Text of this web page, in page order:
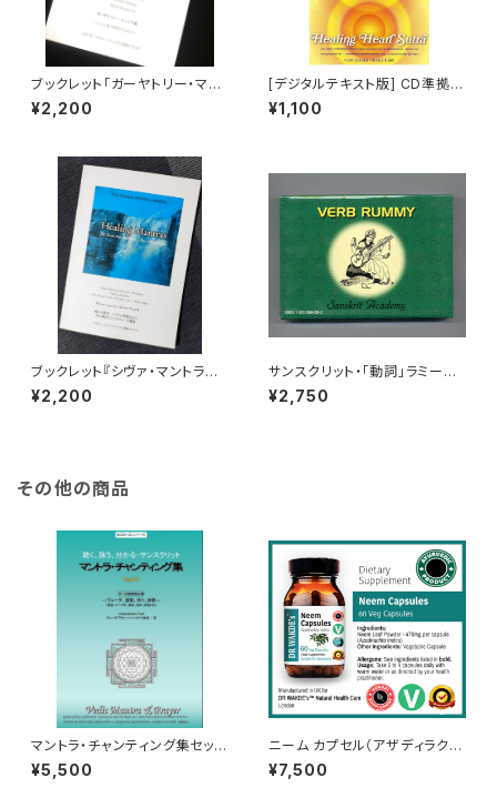
ブックレット「ガーヤトリー・マン
トラ ～135種の神聖なる真言」
A5版65ページ（CD版準拠）
¥2,200
[デジタルテキスト版] CD準拠ブ
ックレット「ヒーリング般若心経」
6言語11スタイルで聞く
¥1,100
ブックレット『シヴァ・マントラ集』
（ヒーリング・マントラ - 癒しの
言霊準拠テキスト）
¥2,200
サンスクリット・「動詞」ラミーゲ
ーム・カード
¥2,750
その他の商品
マントラ・チャンティング集セット
Part1+2 (62曲・解説書、PDFテ
キスト付き/サンスクリット語/ヨ
¥5,500
ニーム カプセル（アザディラクタ
インディカ）Neem Capsules
(Azadirachta Indica)
¥7,500